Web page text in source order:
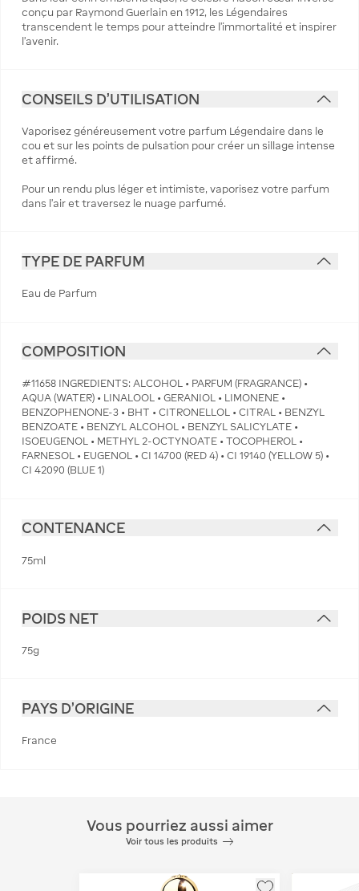
conçu par Raymond Guerlain en 1912, les Légendaires
transcendent le temps pour atteindre l’immortalité et inspirer
l’avenir.
CONSEILS D'UTILISATION
Vaporisez généreusement votre parfum Légendaire dans le
cou et sur les points de pulsation pour créer un sillage intense
et affirmé.
Pour un rendu plus léger et intimiste, vaporisez votre parfum
dans l’air et traversez le nuage parfumé.
TYPE DE PARFUM
Eau de Parfum
COMPOSITION
#11658 INGREDIENTS: ALCOHOL • PARFUM (FRAGRANCE) •
AQUA (WATER) • LINALOOL • GERANIOL • LIMONENE •
BENZOPHENONE-3 • BHT • CITRONELLOL • CITRAL • BENZYL
BENZOATE • BENZYL ALCOHOL • BENZYL SALICYLATE •
ISOEUGENOL • METHYL 2-OCTYNOATE • TOCOPHEROL •
FARNESOL • EUGENOL • CI 14700 (RED 4) • CI 19140 (YELLOW 5) •
CI 42090 (BLUE 1)
CONTENANCE
75ml
POIDS NET
75g
PAYS D'ORIGINE
France
Vous pourriez aussi aimer
Voir tous les produits